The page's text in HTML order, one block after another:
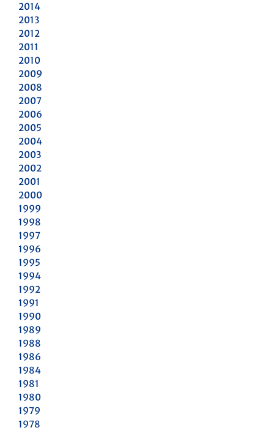
2014
2013
2012
2011
2010
2009
2008
2007
2006
2005
2004
2003
2002
2001
2000
1999
1998
1997
1996
1995
1994
1992
1991
1990
1989
1988
1986
1984
1981
1980
1979
1978